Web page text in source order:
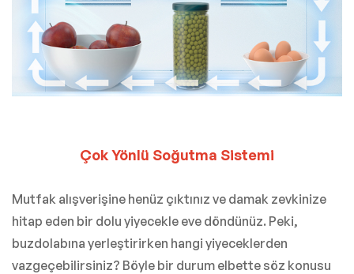
Çok Yönlü Soğutma Sistemi
Mutfak alışverişine henüz çıktınız ve damak zevkinize
hitap eden bir dolu yiyecekle eve döndünüz. Peki,
buzdolabına yerleştirirken hangi yiyeceklerden
vazgeçebilirsiniz? Böyle bir durum elbette söz konusu